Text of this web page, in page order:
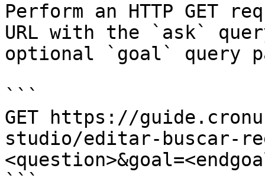
Perform an HTTP GET
URL with the `ask`
optional `goal` query
```
GET https://
studio/editar-buscar-